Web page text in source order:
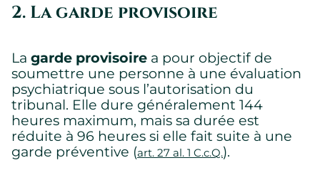
2. La garde provisoire
La garde provisoire a pour objectif de
soumettre une personne à une évaluation
psychiatrique sous l’autorisation du
tribunal. Elle dure généralement 144
heures maximum, mais sa durée est
réduite à 96 heures si elle fait suite à une
garde préventive (art. 27 al. 1 C.c.Q.).